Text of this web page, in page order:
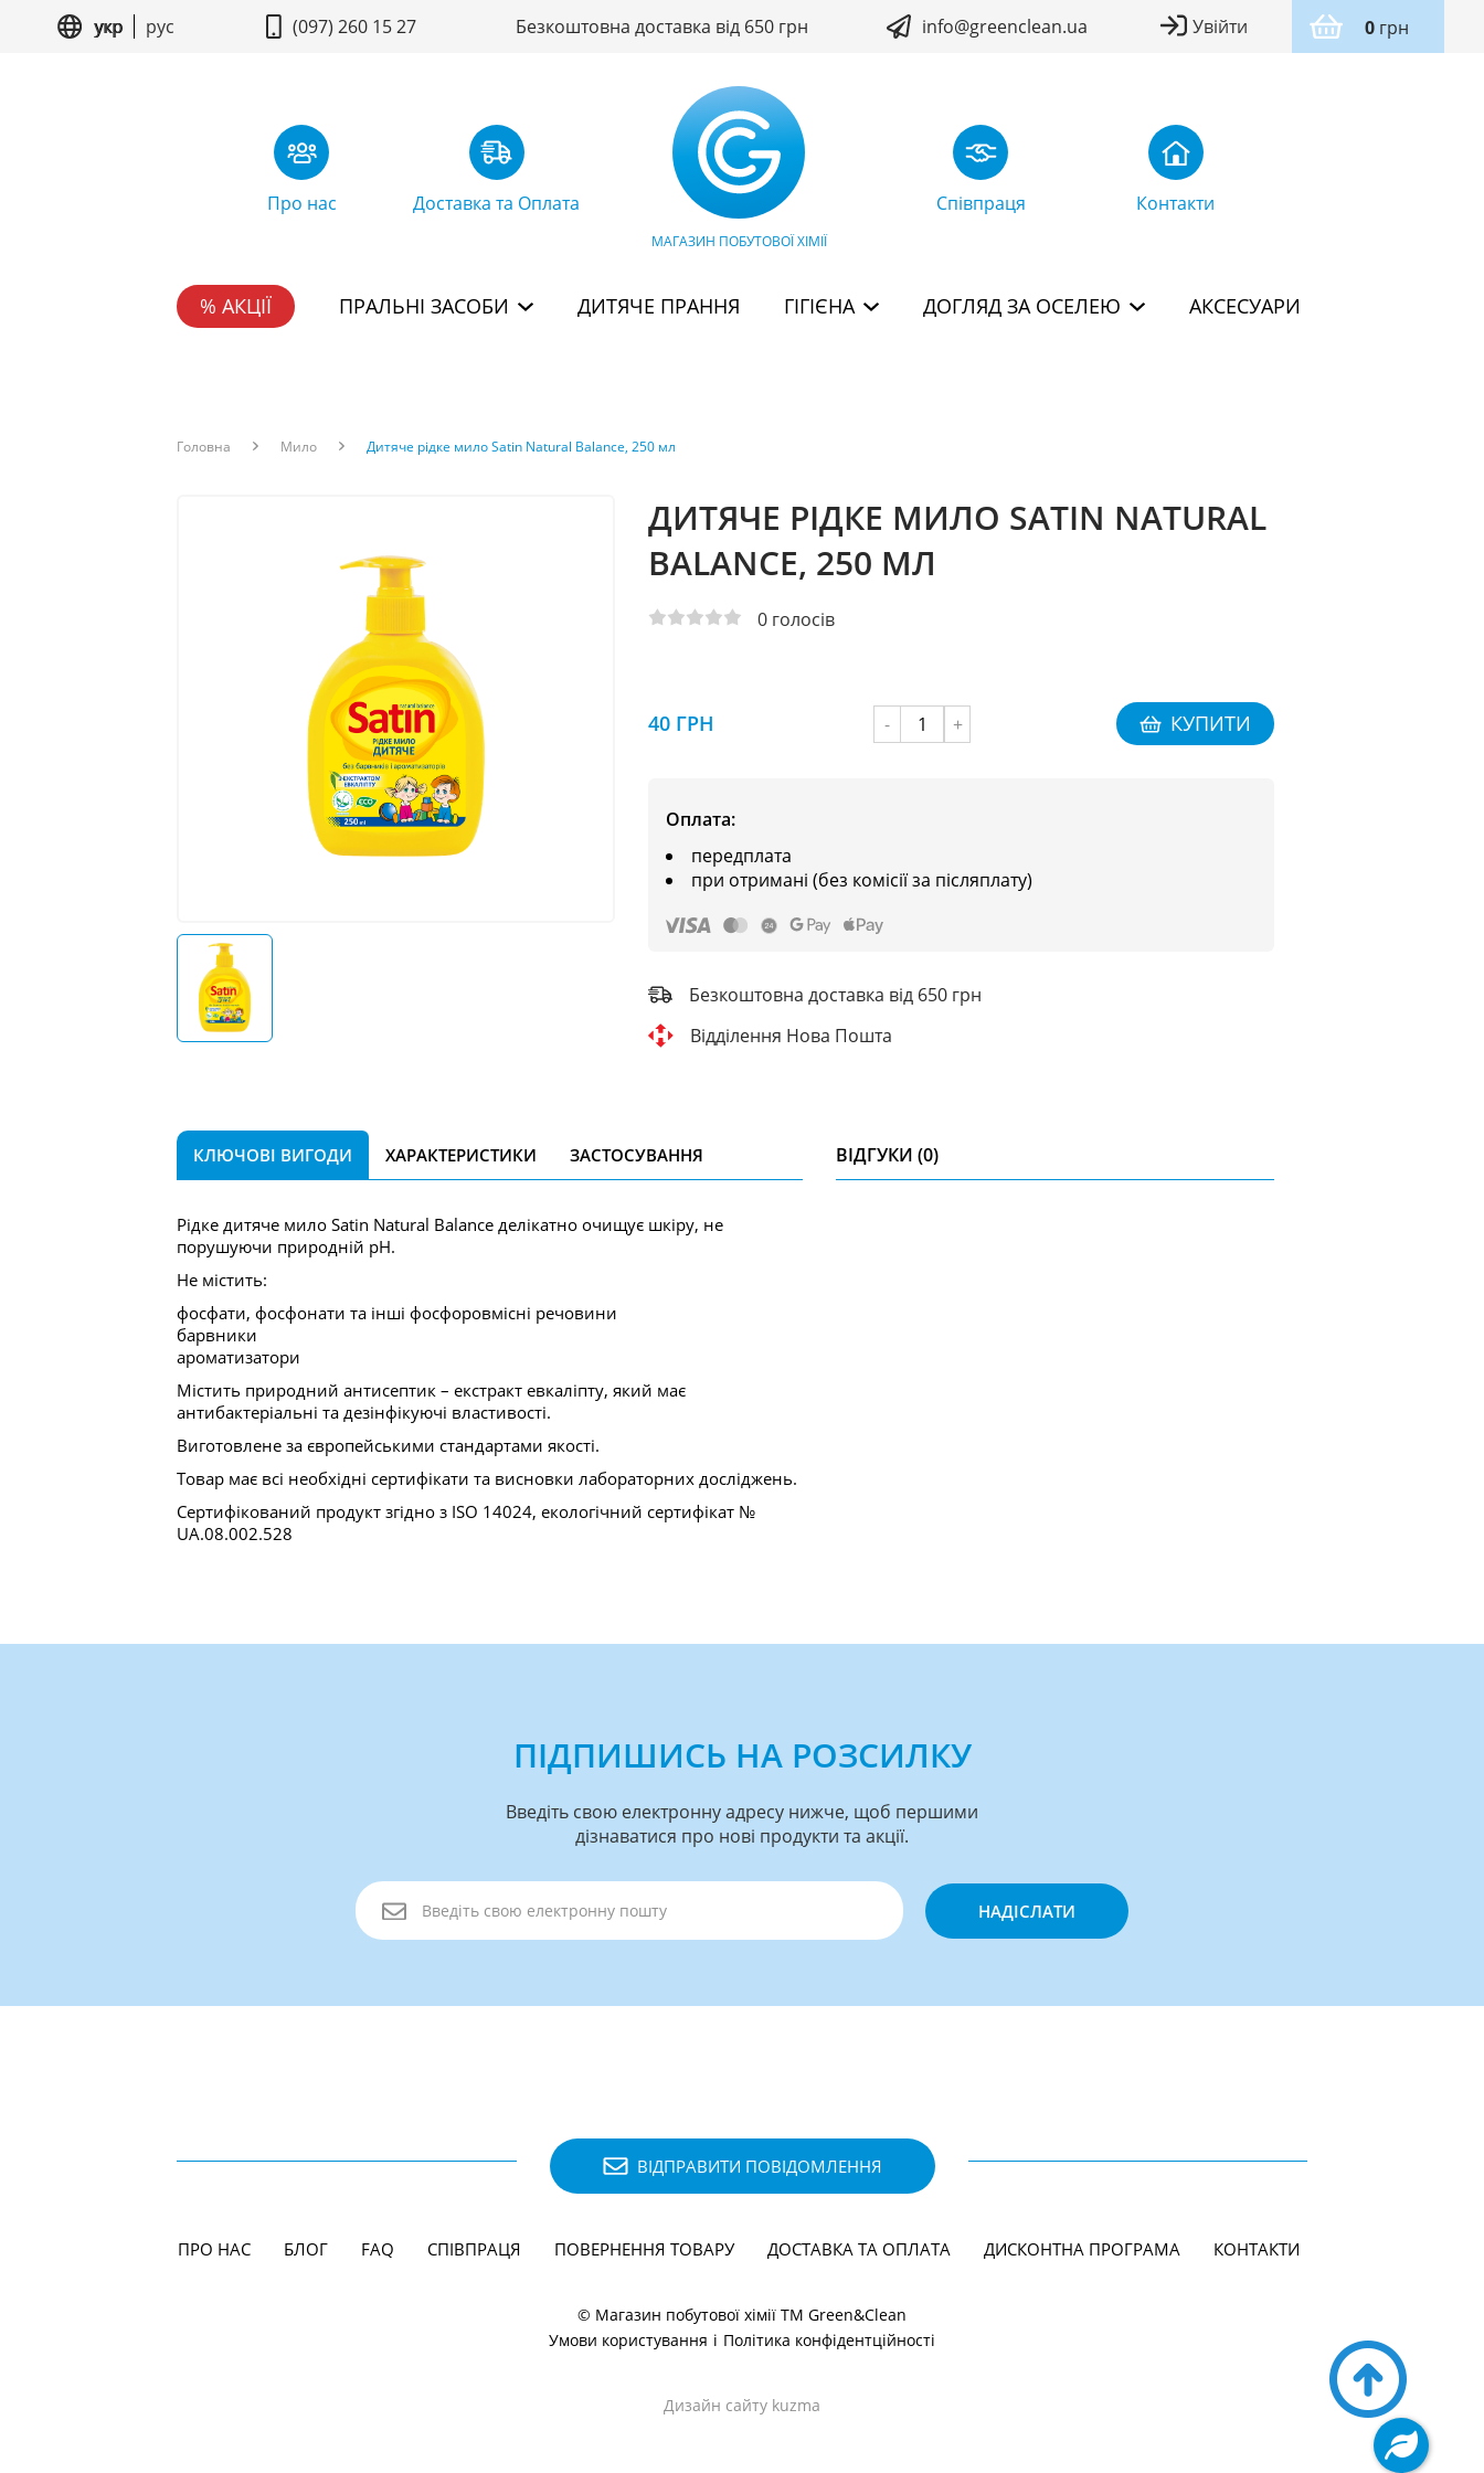
укр рус (097) 260 15 27 Безкоштовна доставка від 650 грн info@greenclean.ua Увійти 0грн
Про нас Доставка та Оплата
МАГАЗИН ПОБУТОВОЇ ХІМІЇ
Співпраця Контакти
% АКЦІЇ ПРАЛЬНІ ЗАСОБИ ДИТЯЧЕ ПРАННЯ ГІГІЄНА ДОГЛЯД ЗА ОСЕЛЕЮ АКСЕСУАРИ
Головна Мило Дитяче рідке мило Satin Natural Balance, 250 мл
ДИТЯЧЕ РІДКЕ МИЛО SATIN NATURAL
BALANCE, 250 МЛ
0голосів
40 ГРН - + КУПИТИ
Оплата:
передплата
при отримані (без комісії за післяплату)
Безкоштовна доставка від 650 грн
Відділення Нова Пошта
КЛЮЧОВІ ВИГОДИ ХАРАКТЕРИСТИКИ ЗАСТОСУВАННЯ
Рідке дитяче мило Satin Natural Balance делікатно очищує шкіру, не
порушуючи природній pH.
Не містить:
фосфати, фосфонати та інші фосфоровмісні речовини
барвники
ароматизатори
Містить природний антисептик – екстракт евкаліпту, який має
антибактеріальні та дезінфікуючі властивості.
Виготовлене за європейськими стандартами якості.
Товар має всі необхідні сертифікати та висновки лабораторних досліджень.
Сертифікований продукт згідно з ISO 14024, екологічний сертифікат №
UA.08.002.528
ВІДГУКИ (0)
ПІДПИШИСЬ НА РОЗСИЛКУ
Введіть свою електронну адресу нижче, щоб першими
дізнаватися про нові продукти та акції.
НАДІСЛАТИ
ВІДПРАВИТИ ПОВІДОМЛЕННЯ
ПРО НАС БЛОГ FAQ СПІВПРАЦЯ ПОВЕРНЕННЯ ТОВАРУ ДОСТАВКА ТА ОПЛАТА ДИСКОНТНА ПРОГРАМА КОНТАКТИ
© Магазин побутової хімії ТМ Green&Clean
Умови користування і Політика конфідентційності
Дизайн сайту kuzma